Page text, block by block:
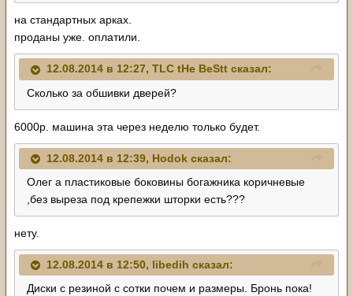
на стандартных арках.
проданы уже. оплатили.
12.08.2014 в 12:27, TLC tHe BeStt сказал:
Сколько за обшивки дверей?
6000р. машина эта через неделю только будет.
12.08.2014 в 12:39, Hodok сказал:
Олег а пластиковые боковины богажника коричневые
,без выреза под крепежки шторки есть???
нету.
12.08.2014 в 12:50, libedih сказал:
Диски с резиной с сотки почем и размеры. Бронь пока!